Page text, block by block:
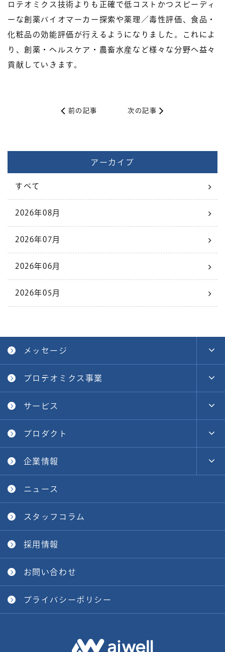
ロテオミクス技術よりも正確で低コストかつスピーディ
ーな創薬バイオマーカー探索や薬理／毒性評価、食品・
化粧品の効能評価が行えるようになりました。これによ
り、創薬・ヘルスケア・農畜水産など様々な分野へ益々
貢献していきます。
前の記事 次の記事
アーカイブ
すべて
2026年08月
2026年07月
2026年06月
2026年05月
メッセージ
プロテオミクス事業
サービス
プロダクト
企業情報
ニュース
スタッフコラム
採用情報
お問い合わせ
プライバシーポリシー